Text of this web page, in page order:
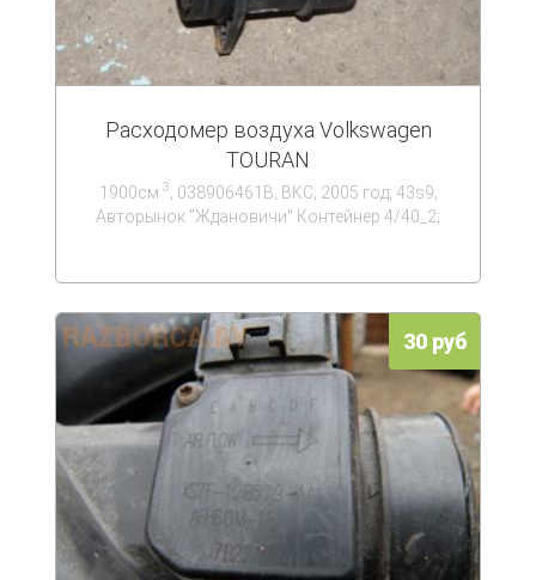
Расходомер воздуха Volkswagen
TOURAN
1900см 3; 038906461B; BKC; 2005 год; 43s9;
Авторынок ''Ждановичи'' Контейнер 4/40_2;
30 руб